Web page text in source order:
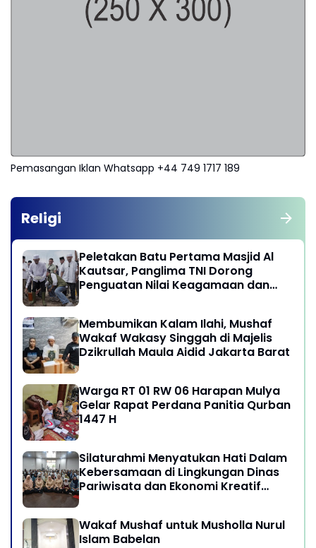
Pemasangan Iklan Whatsapp +44 749 1717 189
Religi
Peletakan Batu Pertama Masjid Al
Kautsar, Panglima TNI Dorong
Penguatan Nilai Keagamaan dan
Membumikan Kalam Ilahi, Mushaf
Wakaf Wakasy Singgah di Majelis
Dzikrullah Maula Aidid Jakarta Barat
Warga RT 01 RW 06 Harapan Mulya
Gelar Rapat Perdana Panitia Qurban
1447 H
Silaturahmi Menyatukan Hati Dalam
Kebersamaan di Lingkungan Dinas
Pariwisata dan Ekonomi Kreatif
Wakaf Mushaf untuk Musholla Nurul
Islam Babelan